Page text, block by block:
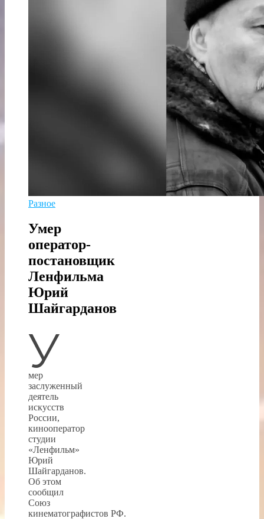
Разное
Умер
оператор-
постановщик
Ленфильма
Юрий
Шайгарданов
У
мер
заслуженный
деятель
искусств
России,
кинооператор
студии
«Ленфильм»
Юрий
Шайгарданов.
Об этом
сообщил
Союз
кинематографистов РФ.